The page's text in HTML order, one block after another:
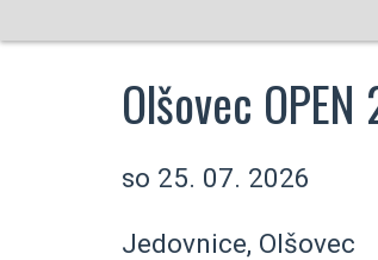
Olšovec
so 25. 07. 2026
Jedovnice, Olšovec